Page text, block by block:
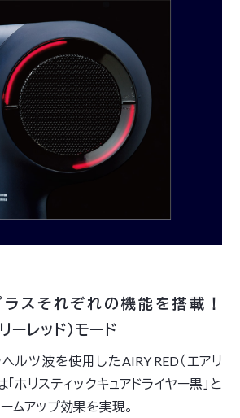
ラスそれぞれの機能を搭載！
ーレッド）モード
ルツ波を使用したAIRY RED（エアリ
「ホリスティックキュアドライヤー黒」と
ムアップ効果を実現。